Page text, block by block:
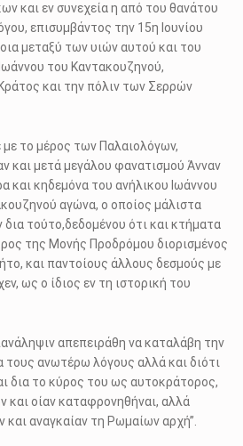
και εν συνεχεία η από του θανάτου
επισυμβάντος την 15η Ιουνίου
μεταξύ των υιών αυτού και του
του Καντακουζηνού,
και την πόλιν των Σερρών
με το μέρος των Παλαιολόγων,
και μετά μεγάλου φανατισμού Άνναν
και κηδεμόνα του ανήλικου Ιωάννου
αγώνα, ο οποίος μάλιστα
τούτο,δεδομένου ότι και κτήματα
της Μονής Προδρόμου διορισμένος
και παντοίους άλλους δεσμούς με
ως ο ίδιος εν τη ιστορική του
απεπειράθη να καταλάβη την
τους ανωτέρω λόγους αλλά και διότι
δια το κύρος του ως αυτοκράτορος,
οίαν καταφρονηθήναι, αλλά
και αναγκαίαν τη Ρωμαίων αρχή”.